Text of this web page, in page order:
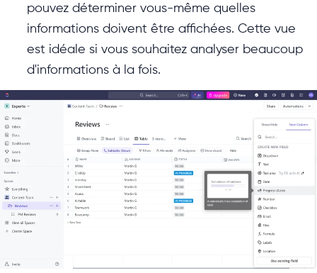
pouvez déterminer vous-même quelles
informations doivent être affichées. Cette vue
est idéale si vous souhaitez analyser beaucoup
d'informations à la fois.